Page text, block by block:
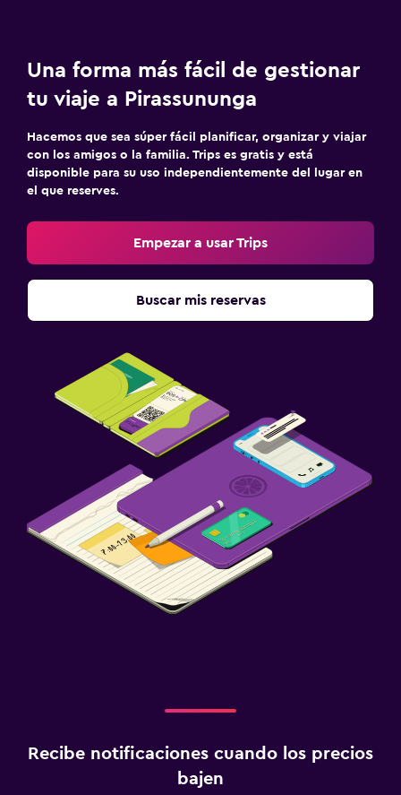
Perchero
Zona de trabajo
Fax/fotocopiadora
Escritorio
Limpieza diaria
Lavandería
Una forma más fácil de gestionar
tu viaje a Pirassununga
Hacemos que sea súper fácil planificar, organizar y viajar
con los amigos o la familia. Trips es gratis y está
disponible para su uso independientemente del lugar en
el que reserves.
Empezar a usar Trips
Buscar mis reservas
Recibe notificaciones cuando los precios
bajen